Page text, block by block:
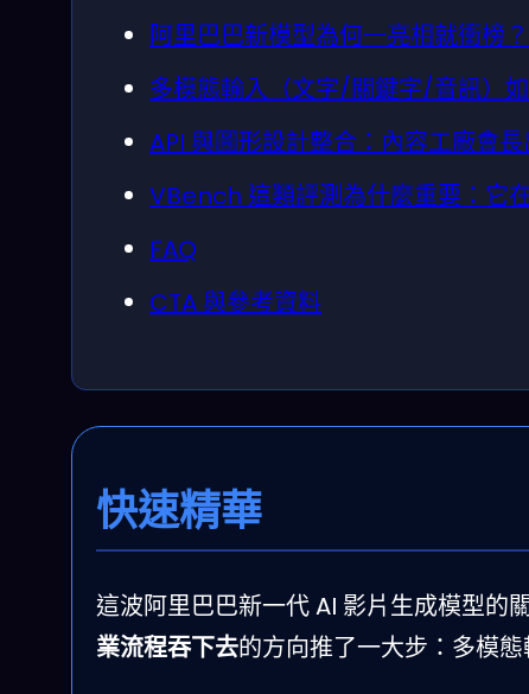
阿里巴巴新模型為何一亮相就衝榜
多模態輸入（文字/關鍵字/音訊）
API 與圖形設計整合：內容工廠會
VBench 這類評測為什麼重要：它
FAQ
CTA 與參考資料
快速精華
這波阿里巴巴新一代 AI 影片生成模型的
業流程吞下去的方向推了一大步：多模